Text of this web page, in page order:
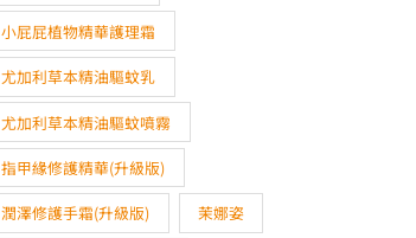
小屁屁植物精華護理霜
尤加利草本精油驅蚊乳
尤加利草本精油驅蚊噴霧
指甲緣修護精華(升級版)
潤澤修護手霜(升級版) 茉娜姿